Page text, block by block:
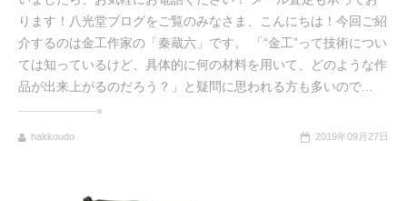
ります！八光堂ブログをご覧のみなさま、こんにちは！今回ご紹
介するのは金工作家の「秦蔵六」です。 「“金工”って技術につい
ては知っているけど、具体的に何の材料を用いて、どのような作
品が出来上がるのだろう？」と疑問に思われる方も多いので...
hakkoudo 2019年09月27日